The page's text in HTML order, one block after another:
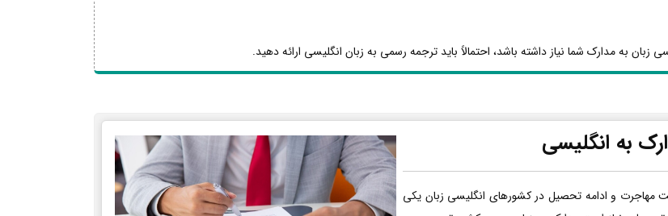
به مدارک شما نیاز داشته باشد، احتمالاً باید ترجمه رسمی به زبان انگلیسی ارائه دهید.
به انگلیسی
و ادامه تحصیل در کشورهای انگلیسی زبان یکی